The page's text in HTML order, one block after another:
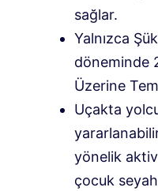
sağlar.
Yalnızca
döneminde
Üzerine
Uçakta
yönelik
çocuk